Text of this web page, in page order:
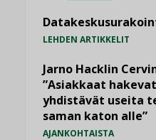
LEHDEN ARTIKKELIT
Jarno Hacklin
”Asiakkaat
yhdistävät useita
saman katon alle”
AJANKOHTAISTA